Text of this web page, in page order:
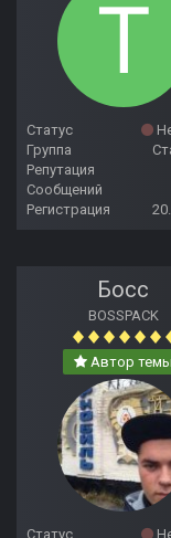
Статус
Группа
Репутация
Сообщений
Регистрация
Босс
BOSSPACK
Автор темы
Статус